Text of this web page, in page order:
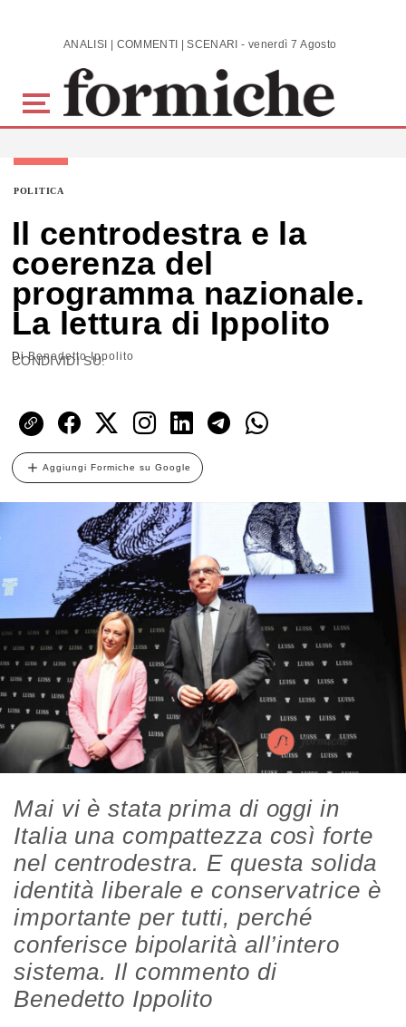
Skip to main content ANALISI | COMMENTI | SCENARI - venerdì 7 Agosto 2026
POLITICA
Il centrodestra e la
coerenza del
programma nazionale.
La lettura di Ippolito
DiBenedetto Ippolito
CONDIVIDI SU:
Aggiungi Formiche su Google
Mai vi è stata prima di oggi in
Italia una compattezza così forte
nel centrodestra. E questa solida
identità liberale e conservatrice è
importante per tutti, perché
conferisce bipolarità all’intero
sistema. Il commento di
Benedetto Ippolito